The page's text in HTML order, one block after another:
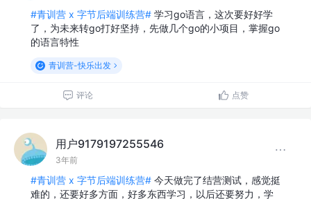
#青训营 x 字节后端训练营# 学习go语言，这次要好好学
了，为未来转go打好坚持，先做几个go的小项目，掌握go
的语言特性
青训营-快乐出发
评论 点赞
用户9179197255546
3年前
#青训营 x 字节后端训练营# 今天做完了结营测试，感觉挺
难的，还要好多方面，好多东西学习，以后还要努力，学